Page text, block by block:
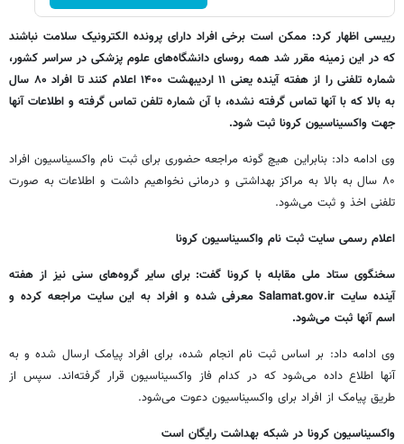
رییسی اظهار کرد: ممکن است برخی افراد دارای پرونده الکترونیک سلامت نباشند
که در این زمینه مقرر شد همه روسای دانشگاه‌های علوم پزشکی در سراسر کشور،
شماره تلفنی را از هفته آینده یعنی ۱۱ اردیبهشت ۱۴۰۰ اعلام کنند تا افراد ۸۰ سال
به بالا که با آنها تماس گرفته نشده، با آن شماره تلفن تماس گرفته و اطلاعات آنها
جهت واکسیناسیون کرونا ثبت شود.
وی ادامه داد: بنابراین هیچ گونه مراجعه حضوری برای ثبت نام واکسیناسیون افراد
۸۰ سال به بالا به مراکز بهداشتی و درمانی نخواهیم داشت و اطلاعات به صورت
تلفنی اخذ و ثبت می‌شود.
اعلام رسمی سایت ثبت نام واکسیناسیون کرونا
سخنگوی ستاد ملی مقابله با کرونا گفت: برای سایر گروه‌های سنی نیز از هفته
آینده سایت Salamat.gov.ir معرفی شده و افراد به این سایت مراجعه کرده و
اسم آنها ثبت می‌شود.
وی ادامه داد: بر اساس ثبت نام انجام شده، برای افراد پیامک ارسال شده و به
آنها اطلاع داده می‌شود که در کدام فاز واکسیناسیون قرار گرفته‌اند. سپس از
طریق پیامک از افراد برای واکسیناسیون دعوت می‌شود.
واکسیناسیون کرونا در شبکه بهداشت رایگان است